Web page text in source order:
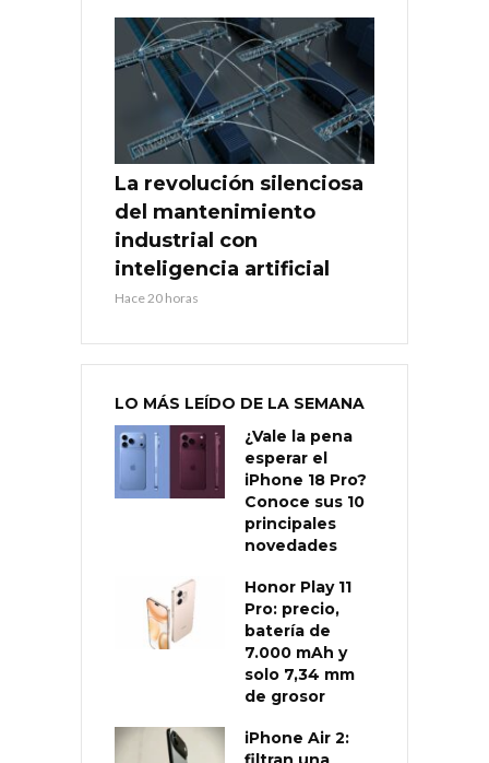
La revolución silenciosa
del mantenimiento
industrial con
inteligencia artificial
Hace 20 horas
LO MÁS LEÍDO DE LA SEMANA
¿Vale la pena
esperar el
iPhone 18 Pro?
Conoce sus 10
principales
novedades
Honor Play 11
Pro: precio,
batería de
7.000 mAh y
solo 7,34 mm
de grosor
iPhone Air 2: